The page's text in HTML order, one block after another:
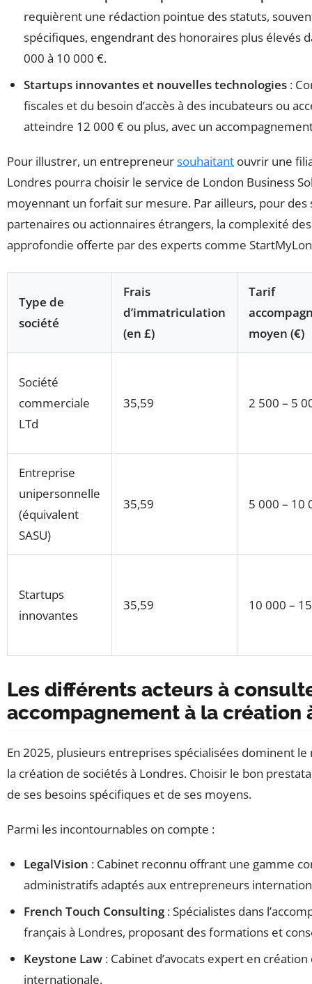
requièrent une rédaction pointue des statuts,
spécifiques, engendrant des honoraires plus élevés
000 à 10 000 €.
Startups innovantes et nouvelles technologies :
fiscales et du besoin d’accès à des incubateurs ou
atteindre 12 000 € ou plus, avec un
Pour illustrer, un entrepreneursouhaitant ouvrir une
Londres pourra choisir le service de London Business
moyennant un forfait sur mesure. Par ailleurs, pour
partenaires ou actionnaires étrangers, la complexité
approfondie offerte par des experts comme
Type de
société
Frais
d’immatriculation
(en £)
Tarif
moyen (€)
Société
commerciale
LTd
35,59 2 500 – 5
Entreprise
unipersonnelle
(équivalent
SASU)
35,59 5 000 – 10
Startups
innovantes
35,59 10 000 –
Les différents acteurs à
accompagnement à la création
En 2025, plusieurs entreprises spécialisées dominent le
la création de sociétés à Londres. Choisir le bon
de ses besoins spécifiques et de ses moyens.
Parmi les incontournables on compte :
LegalVision : Cabinet reconnu offrant une gamme
administratifs adaptés aux entrepreneurs
French Touch Consulting: Spécialistes dans
français à Londres, proposant des formations et
Keystone Law : Cabinet d’avocats expert en
internationale.